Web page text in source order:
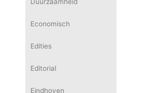
Economisch
Edities
Editorial
Eindhoven